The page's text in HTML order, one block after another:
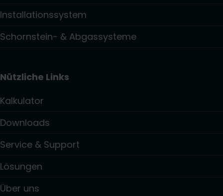
Installationssystem
Schornstein- & Abgassysteme
Nützliche Links
Kalkulator
Downloads
Service & Support
Lösungen
Über uns